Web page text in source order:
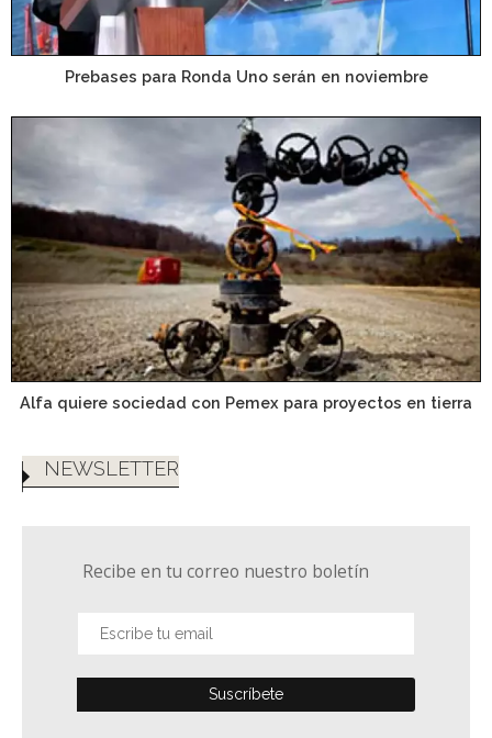
Prebases para Ronda Uno serán en noviembre
Alfa quiere sociedad con Pemex para proyectos en tierra
NEWSLETTER
Recibe en tu correo nuestro boletín